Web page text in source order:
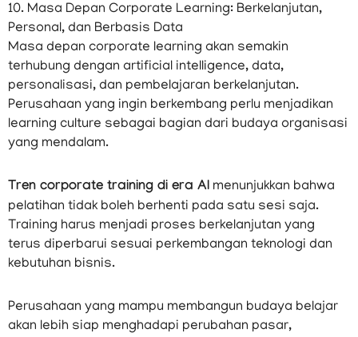
10. Masa Depan Corporate Learning: Berkelanjutan,
Personal, dan Berbasis Data
Masa depan corporate learning akan semakin
terhubung dengan artificial intelligence, data,
personalisasi, dan pembelajaran berkelanjutan.
Perusahaan yang ingin berkembang perlu menjadikan
learning culture sebagai bagian dari budaya organisasi
yang mendalam.
Tren corporate training di era AI menunjukkan bahwa
pelatihan tidak boleh berhenti pada satu sesi saja.
Training harus menjadi proses berkelanjutan yang
terus diperbarui sesuai perkembangan teknologi dan
kebutuhan bisnis.
Perusahaan yang mampu membangun budaya belajar
akan lebih siap menghadapi perubahan pasar,